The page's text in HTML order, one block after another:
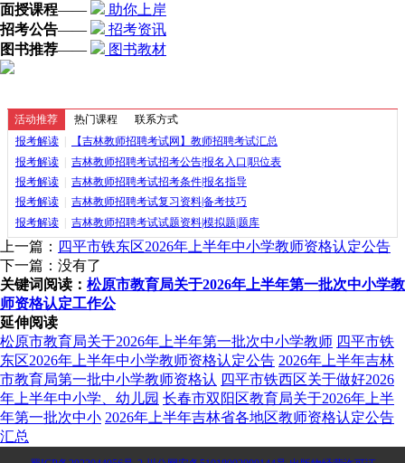
面授课程——
助你上岸
招考公告——
招考资讯
图书推荐—— 图书教材
活动推荐 热门课程 联系方式
报考解读
【吉林教师招聘考试网】教师招聘考试汇总
报考解读
吉林教师招聘考试招考公告|报名入口|职位表
报考解读
吉林教师招聘考试招考条件|报名指导
报考解读
吉林教师招聘考试复习资料|备考技巧
报考解读
吉林教师招聘考试试题资料|模拟题|题库
上一篇： 四平市铁东区2026年上半年中小学教师资格认定公告
下一篇：没有了
关键词阅读： 松原市教育局关于2026年上半年第一批次中小学教
师资格认定工作公
延伸阅读
松原市教育局关于2026年上半年第一批次中小学教师 四平市铁
东区2026年上半年中小学教师资格认定公告 2026年上半年吉林
市教育局第一批中小学教师资格认 四平市铁西区关于做好2026
年上半年中小学、幼儿园 长春市双阳区教育局关于2026年上半
年第一批次中小 2026年上半年吉林省各地区教师资格认定公告
汇总